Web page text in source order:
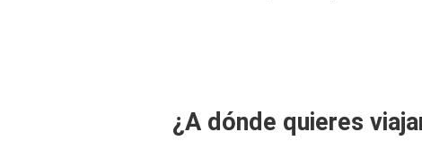
¿A dónde quieres